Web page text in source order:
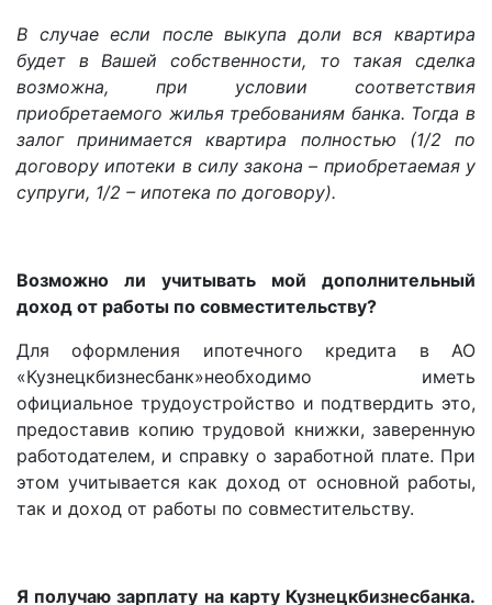
В случае если после выкупа доли вся квартира
будет в Вашей собственности, то такая сделка
возможна, при условии соответствия
приобретаемого жилья требованиям банка. Тогда в
залог принимается квартира полностью (1/2 по
договору ипотеки в силу закона – приобретаемая у
супруги, 1/2 – ипотека по договору).
Возможно ли учитывать мой дополнительный
доход от работы по совместительству?
Для оформления ипотечного кредита в АО
«Кузнецкбизнесбанк»необходимо иметь
официальное трудоустройство и подтвердить это,
предоставив копию трудовой книжки, заверенную
работодателем, и справку о заработной плате. При
этом учитывается как доход от основной работы,
так и доход от работы по совместительству.
Я получаю зарплату на карту Кузнецкбизнесбанка.